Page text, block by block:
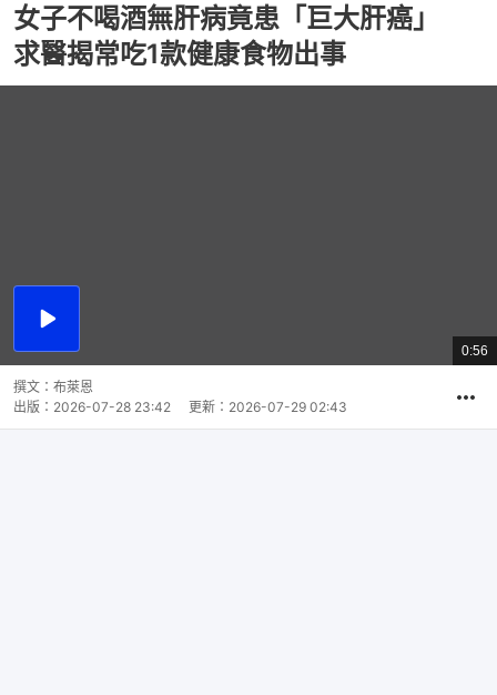
女子不喝酒無肝病竟患「巨大肝癌」
求醫揭常吃1款健康食物出事
播
總
共
0:56
撰文： 布萊恩
出版： 2026-07-28 23:42 更新： 2026-07-29 02:43